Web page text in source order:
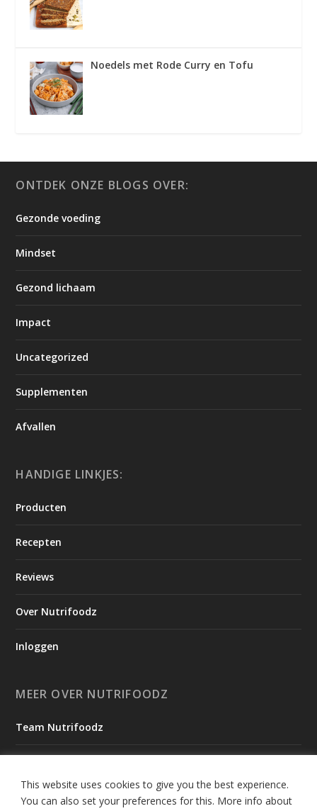
This website uses cookies to give you the best experience.
You can also set your preferences for this. More info about
Noedels met Rode Curry en Tofu
ONTDEK ONZE BLOGS OVER:
Gezonde voeding
Mindset
Gezond lichaam
Impact
Uncategorized
Supplementen
Afvallen
HANDIGE LINKJES:
Producten
Recepten
Reviews
Over Nutrifoodz
Inloggen
MEER OVER NUTRIFOODZ
Team Nutrifoodz
Ambassadeurs